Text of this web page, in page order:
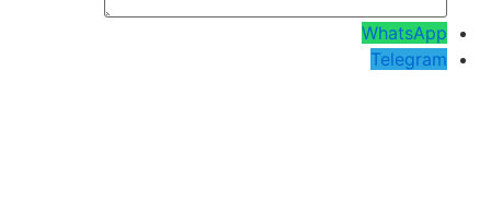
WhatsApp
Telegram